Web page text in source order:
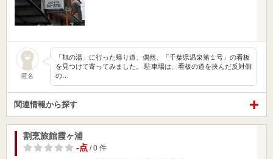
匿名
「旭の湯」に行った帰り道、偶然、「千葉県温泉第１号」の看板
を見つけて寄ってみました。 駐車場は、看板の道を挟んだ反対側
の…
関連情報から探す
割烹旅館霞ヶ浦
-点 / 0 件